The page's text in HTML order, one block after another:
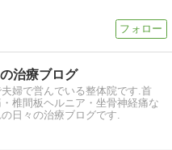
治療ブログ
婦で営んでいる整体院です.首
椎間板ヘルニア・坐骨神経痛な
日々の治療ブログです.